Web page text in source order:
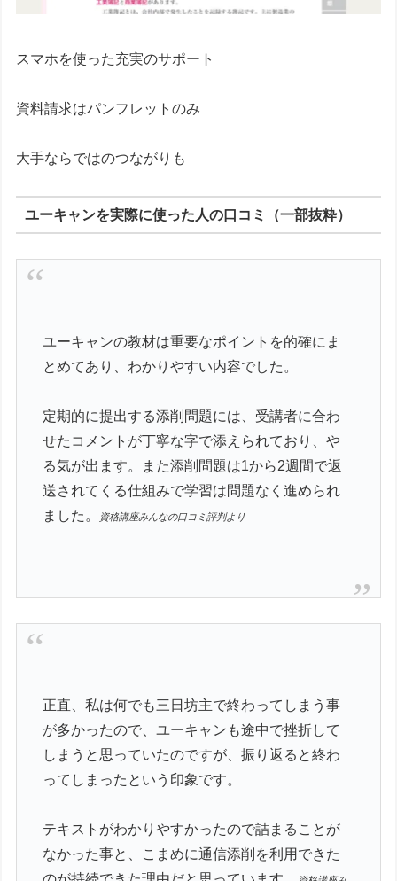
スマホを使った充実のサポート
資料請求はパンフレットのみ
大手ならではのつながりも
ユーキャンを実際に使った人の口コミ（一部抜粋）
ユーキャンの教材は重要なポイントを的確にま
とめてあり、わかりやすい内容でした。
定期的に提出する添削問題には、受講者に合わ
せたコメントが丁寧な字で添えられており、や
る気が出ます。また添削問題は1から2週間で返
送されてくる仕組みで学習は問題なく進められ
ました。
資格講座みんなの口コミ評判より
正直、私は何でも三日坊主で終わってしまう事
が多かったので、ユーキャンも途中で挫折して
しまうと思っていたのですが、振り返ると終わ
ってしまったという印象です。
テキストがわかりやすかったので詰まることが
なかった事と、こまめに通信添削を利用できた